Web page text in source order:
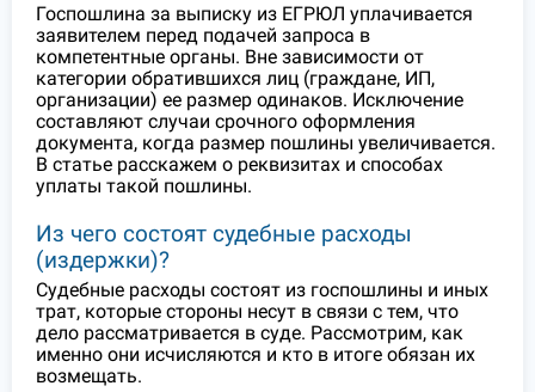
Госпошлина за выписку из ЕГРЮЛ уплачивается
заявителем перед подачей запроса в
компетентные органы. Вне зависимости от
категории обратившихся лиц (граждане, ИП,
организации) ее размер одинаков. Исключение
составляют случаи срочного оформления
документа, когда размер пошлины увеличивается.
В статье расскажем о реквизитах и способах
уплаты такой пошлины.
Из чего состоят судебные расходы
(издержки)?
Судебные расходы состоят из госпошлины и иных
трат, которые стороны несут в связи с тем, что
дело рассматривается в суде. Рассмотрим, как
именно они исчисляются и кто в итоге обязан их
возмещать.